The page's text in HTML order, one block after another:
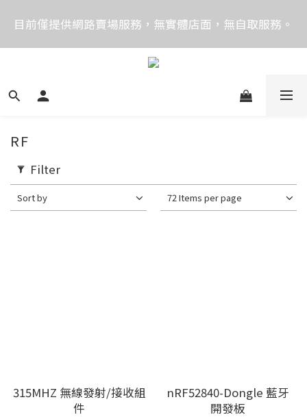
價格均含稅，下單享優惠！歡迎大量採購，由專人提供
專案報價。
目前僅提供網路賣場服務，無實體店面，無自取服務。
目前電話系統異常，暫時無法正常接聽來電，請改播
RF
Filter
Sort by 72 Items per page
315MHZ 無線發射/接收組
件
nRF52840-Dongle 藍牙
開發板